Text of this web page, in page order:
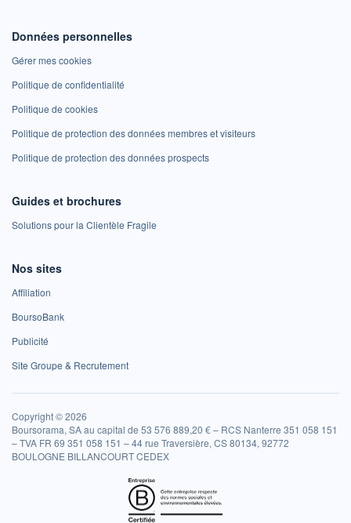
Données personnelles
Gérer mes cookies
Politique de confidentialité
Politique de cookies
Politique de protection des données membres et visiteurs
Politique de protection des données prospects
Guides et brochures
Solutions pour la Clientèle Fragile
Nos sites
Affiliation
BoursoBank
Publicité
Site Groupe & Recrutement
Copyright © 2026
Boursorama, SA au capital de 53 576 889,20 € – RCS Nanterre 351 058 151
– TVA FR 69 351 058 151 – 44 rue Traversière, CS 80134, 92772
BOULOGNE BILLANCOURT CEDEX